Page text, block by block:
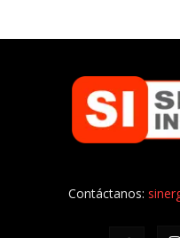
Contáctanos: